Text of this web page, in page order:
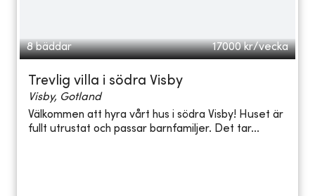
8 bäddar 17000 kr/vecka
Trevlig villa i södra Visby
Visby, Gotland
Välkommen att hyra vårt hus i södra Visby! Huset är
fullt utrustat och passar barnfamiljer. Det tar...